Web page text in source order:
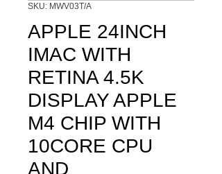
SKU: MWV03T/A
APPLE 24INCH
IMAC WITH
RETINA 4.5K
DISPLAY APPLE
M4 CHIP WITH
10CORE CPU
AND